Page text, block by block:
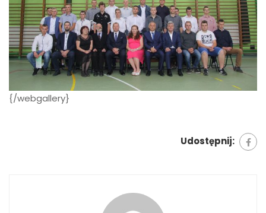
{/webgallery}
Udostępnij: